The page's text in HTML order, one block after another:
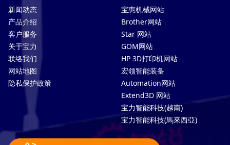
新闻动态
产品介绍
客户服务
关于宝力
联络我们
网站地图
隐私保护政策
宝惠机械网站
Brother网站
Star 网站
GOM网站
HP 3D打印机网站
宏领智能装备
Automation网站
Extend3D 网站
宝力智能科技(越南)
宝力智能科技(馬來西亞)